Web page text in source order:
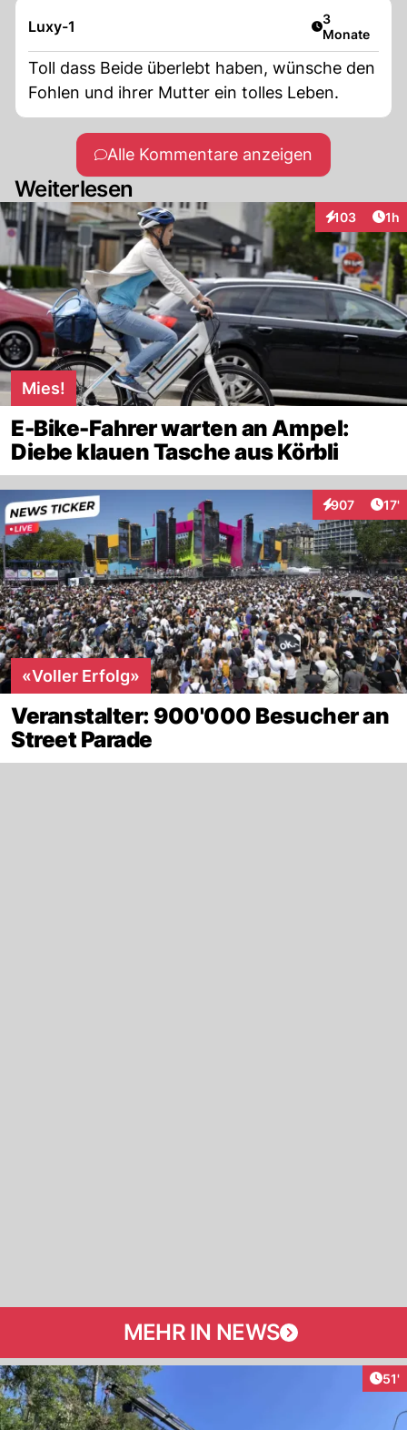
Luxy-1 Artikel
3
Monate
Toll dass Beide überlebt haben, wünsche den
Fohlen und ihrer Mutter ein tolles Leben.
Alle Kommentare anzeigen
Weiterlesen
103
Interaktionen
1h
Mies!
E-Bike-Fahrer warten an Ampel:
Diebe klauen Tasche aus Körbli
907
Interaktionen
17'
«Voller Erfolg»
Veranstalter: 900'000 Besucher an
Street Parade
MEHR IN NEWS
51'